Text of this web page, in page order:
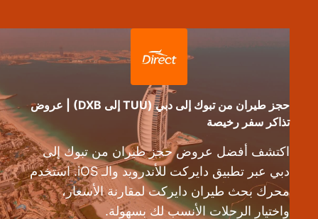
حجز طيران من تبوك إلى دبي (TUU إلى DXB) | عروض
تذاكر سفر رخيصة
اكتشف أفضل عروض حجز طيران من تبوك إلى
دبي عبر تطبيق دايركت للأندرويد والـ iOS. استخدم
محرك بحث طيران دايركت لمقارنة الأسعار،
واختيار الرحلات الأنسب لك بسهولة.